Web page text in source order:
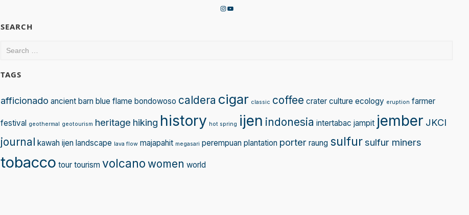
Instagram
YouTube
SEARCH
Search
TAGS
afficionado ancient barn blue flame bondowoso caldera cigar classic coffee crater culture ecology eruption farmer
festival geothermal geotourism heritage hiking history hot spring ijen indonesia intertabac jampit jember JKCI
journal kawah ijen landscape lava flow majapahit megasari perempuan plantation porter raung sulfursulfur miners
tobacco tour tourism volcano women world